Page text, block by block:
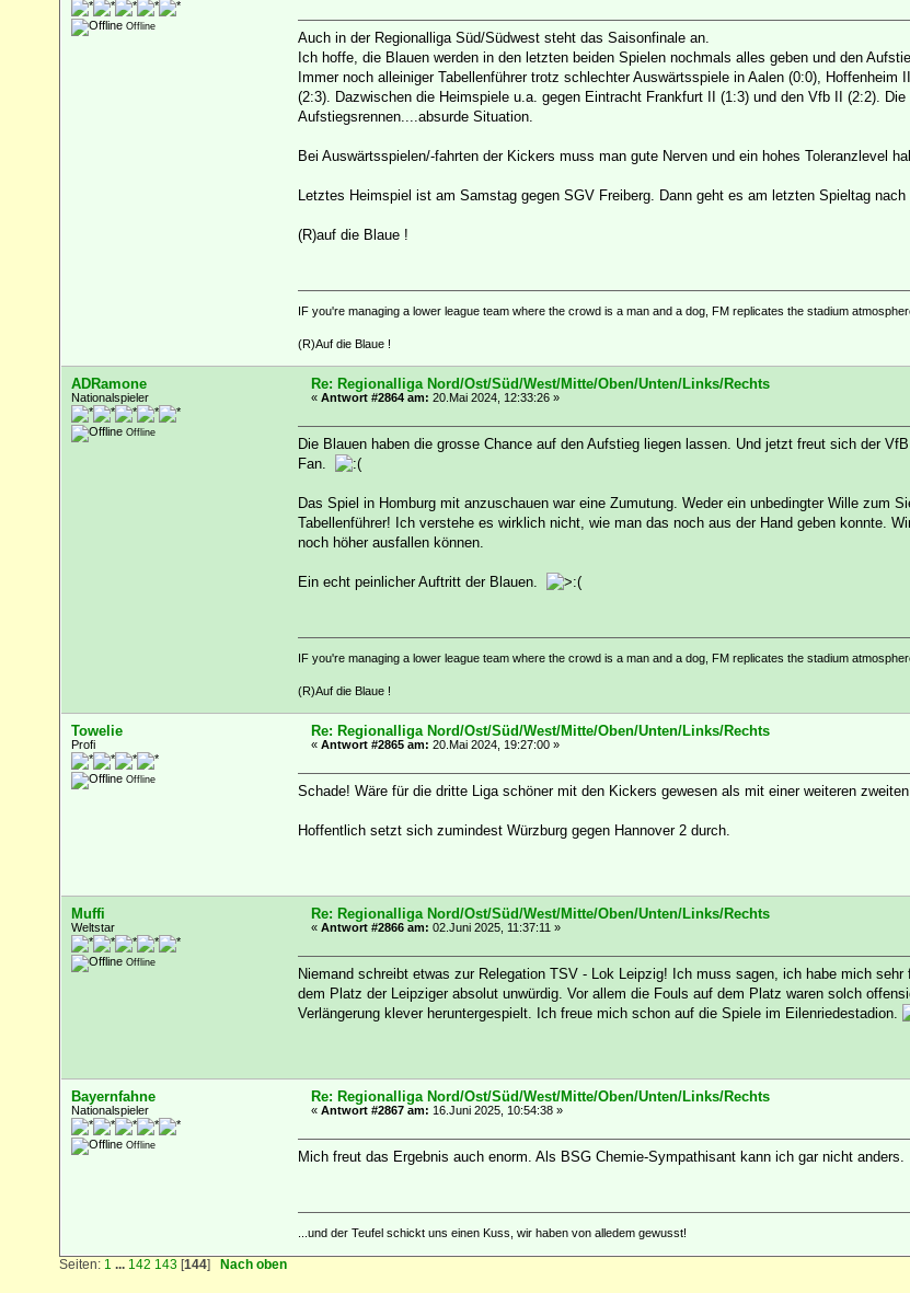
Offline
Auch in der Regionalliga Süd/Südwest steht das Saisonfinale an.
Ich hoffe, die Blauen werden in den letzten beiden Spielen nochmals alles geben und den
Immer noch alleiniger Tabellenführer trotz schlechter Auswärtsspiele in Aalen (0:0),
(2:3). Dazwischen die Heimspiele u.a. gegen Eintracht Frankfurt II (1:3) und den Vfb II (2:2).
Aufstiegsrennen....absurde Situation.
Bei Auswärtsspielen/-fahrten der Kickers muss man gute Nerven und ein hohes Toleranzlevel
Letztes Heimspiel ist am Samstag gegen SGV Freiberg. Dann geht es am letzten Spieltag nach
(R)auf die Blaue !
IF you're managing a lower league team where the crowd is a man and a dog, FM replicates the stadium
(R)Auf die Blaue !
ADRamone
Nationalspieler
Offline
Re: Regionalliga Nord/Ost/Süd/West/Mitte/Oben/Unten/Links/Rechts
« Antwort #2864 am: 20.Mai 2024, 12:33:26 »
Die Blauen haben die grosse Chance auf den Aufstieg liegen lassen. Und jetzt freut sich der
Fan.
Das Spiel in Homburg mit anzuschauen war eine Zumutung. Weder ein unbedingter Wille zum
Tabellenführer! Ich verstehe es wirklich nicht, wie man das noch aus der Hand geben konnte.
noch höher ausfallen können.
Ein echt peinlicher Auftritt der Blauen.
IF you're managing a lower league team where the crowd is a man and a dog, FM replicates the stadium
(R)Auf die Blaue !
Towelie
Profi
Offline
Re: Regionalliga Nord/Ost/Süd/West/Mitte/Oben/Unten/Links/Rechts
« Antwort #2865 am: 20.Mai 2024, 19:27:00 »
Schade! Wäre für die dritte Liga schöner mit den Kickers gewesen als mit einer weiteren
Hoffentlich setzt sich zumindest Würzburg gegen Hannover 2 durch.
Muffi
Weltstar
Offline
Re: Regionalliga Nord/Ost/Süd/West/Mitte/Oben/Unten/Links/Rechts
« Antwort #2866 am: 02.Juni 2025, 11:37:11 »
Niemand schreibt etwas zur Relegation TSV - Lok Leipzig! Ich muss sagen, ich habe mich
dem Platz der Leipziger absolut unwürdig. Vor allem die Fouls auf dem Platz waren solch
Verlängerung klever heruntergespielt. Ich freue mich schon auf die Spiele im Eilenriedestadion.
Bayernfahne
Nationalspieler
Offline
Re: Regionalliga Nord/Ost/Süd/West/Mitte/Oben/Unten/Links/Rechts
« Antwort #2867 am: 16.Juni 2025, 10:54:38 »
Mich freut das Ergebnis auch enorm. Als BSG Chemie-Sympathisant kann ich gar nicht anders.
...und der Teufel schickt uns einen Kuss, wir haben von alledem gewusst!
Seiten: 1 ... 142 143[144] Nach oben